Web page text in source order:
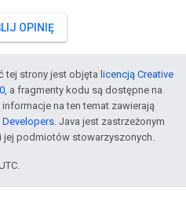
OPINIĘ
tej strony jest objęta licencją Creative
, a fragmenty kodu są dostępne na
informacje na ten temat zawierają
. Java jest zastrzeżonym
jej podmiotów stowarzyszonych.